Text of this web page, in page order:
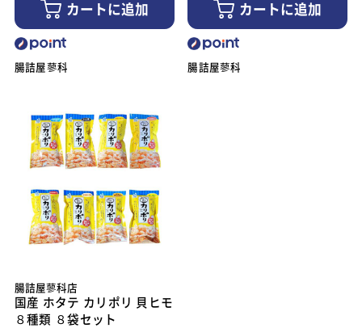
カートに追加
腸詰屋蓼科
カートに追加
腸詰屋蓼科
腸詰屋蓼科店
国産 ホタテ カリポリ 貝ヒモ
８種類 ８袋セット